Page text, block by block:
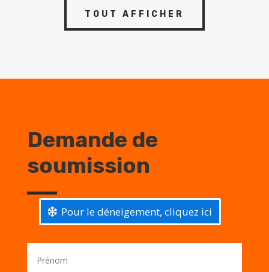
TOUT AFFICHER
Demande de
soumission
Pour le déneigement, cliquez ici